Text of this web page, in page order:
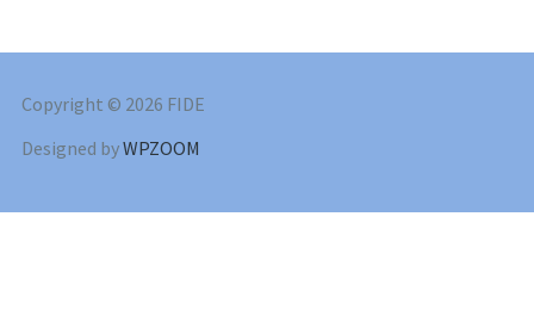
Copyright © 2026 FIDE
Designed byWPZOOM